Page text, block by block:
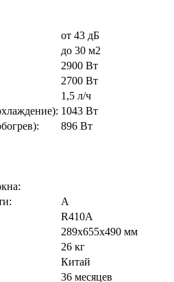
от 43 дБ
до 30 м2
2900 Вт
2700 Вт
1,5 л/ч
1043 Вт
896 Вт
А
R410A
289x655x490 мм
26 кг
Китай
36 месяцев